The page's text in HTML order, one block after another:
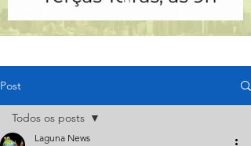
Post
Todos os posts
Laguna News